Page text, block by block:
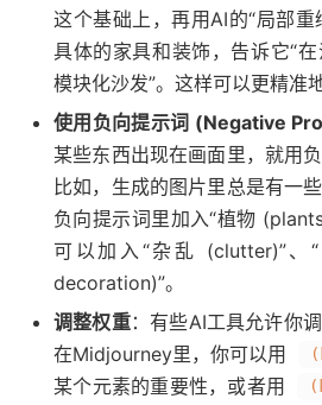
这个基础上，再用AI的“局部重
具体的家具和装饰，告诉它“
模块化沙发”。这样可以更精准
使用负向提示词 (Negative
某些东西出现在画面里，就用
比如，生成的图片里总是有一
负向提示词里加入“植物
可以加入“杂乱 (clutter)”、
decoration)”。
调整权重：有些AI工具允许你
在Midjourney里，你可以用
某个元素的重要性，或者用